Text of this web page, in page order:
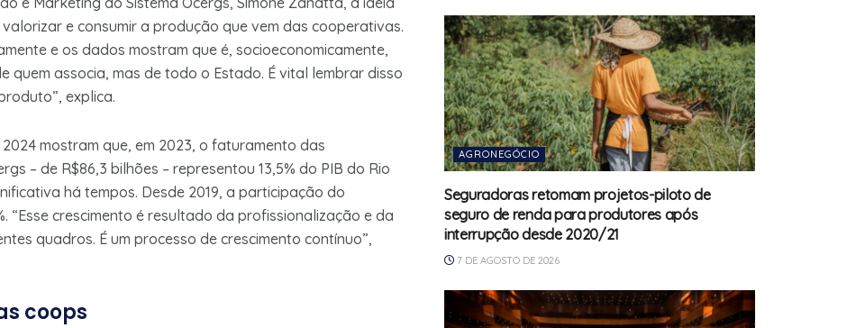
e consumir a produção que vem das cooperativas.
e os dados mostram que é, socioeconomicamente,
quem associa, mas de todo o Estado. É vital lembrar disso
explica.
mostram que, em 2023, o faturamento das
– de R$86,3 bilhões – representou 13,5% do PIB do Rio
há tempos. Desde 2019, a participação do
“Esse crescimento é resultado da profissionalização e da
quadros. É um processo de crescimento contínuo”,
coops
AGRONEGÓCIO
Seguradoras retomam projetos-piloto de
seguro de renda para produtores após
interrupção desde 2020/21
7 DE AGOSTO DE 2026